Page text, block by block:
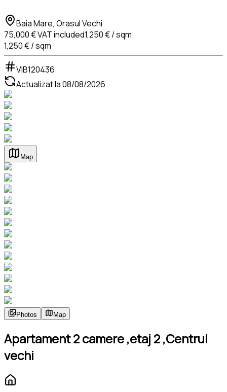
Baia Mare, Orasul Vechi
75,000 €VAT included1,250 € / sqm
1,250 € / sqm
VIB120436
Actualizat la08/08/2026
Map
Photos Map
Apartament 2 camere ,etaj 2 ,Centrul
vechi